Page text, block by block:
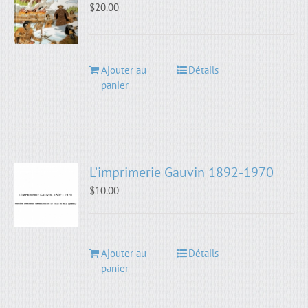
$20.00
Ajouter au
panier
Détails
L’imprimerie Gauvin 1892-1970
$10.00
Ajouter au
panier
Détails